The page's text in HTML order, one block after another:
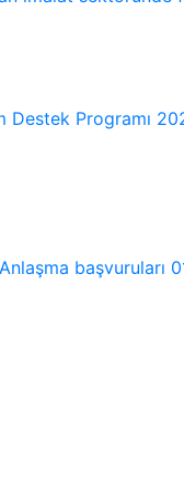
Destek Programı
başvuruları